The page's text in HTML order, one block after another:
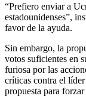
“Prefiero enviar a
estadounidenses”,
favor de la ayuda.
Sin embargo, la
votos suficientes en
furiosa por las
críticas contra el
propuesta para forzar